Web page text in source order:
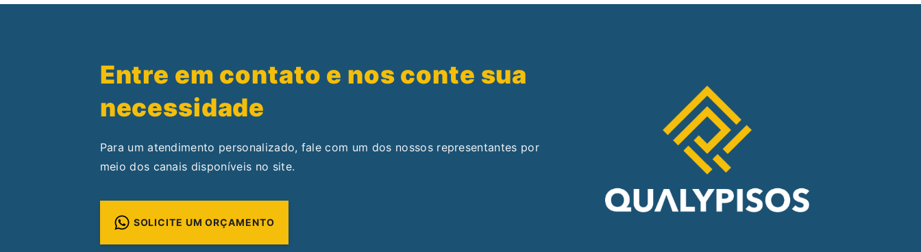
Entre em contato e nos conte sua
necessidade
Para um atendimento personalizado, fale com um dos nossos representantes por
meio dos canais disponíveis no site.
SOLICITE UM ORÇAMENTO